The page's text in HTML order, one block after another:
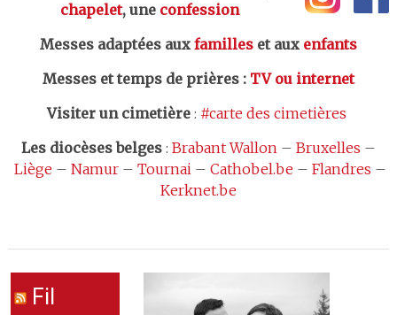
chapelet, une confession
Messes adaptées aux familleset aux enfants
Messes et temps de prières: TV ou internet
Visiter un cimetière: #carte des cimetières
Les diocèses belges: Brabant Wallon– Bruxelles –
Liège – Namur– Tournai– Cathobel.be – Flandres –
Kerknet.be
Fil